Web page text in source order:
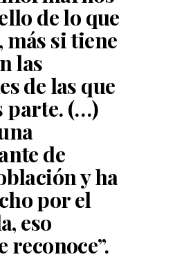
de lo que
más si tiene
las
de las que
parte. (…)
de
y ha
por el
eso
reconoce”.